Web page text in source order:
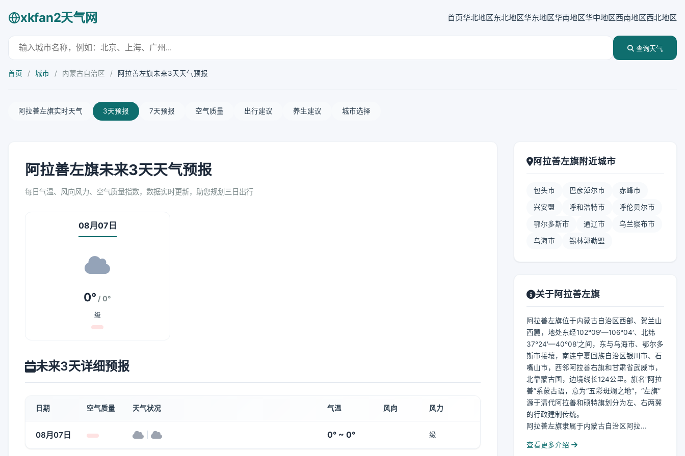
xkfan2天气网 首页华北地区东北地区华东地区华南地区华中地区西南地区西北地区
查询天气
首页 / 城市 / 内蒙古自治区 / 阿拉善左旗未来3天天气预报
阿拉善左旗实时天气 3天预报 7天预报 空气质量 出行建议 养生建议 城市选择
阿拉善左旗未来3天天气预报
每日气温、风向风力、空气质量指数，数据实时更新，助您规划三日出行
08月07日
0° / 0°
级
未来3天详细预报
日期 空气质量 天气状况 气温 风向 风力
08月07日 0° ~ 0° 级
阿拉善左旗附近城市
包头市 巴彦淖尔市 赤峰市
兴安盟 呼和浩特市 呼伦贝尔市
鄂尔多斯市 通辽市 乌兰察布市
乌海市 锡林郭勒盟
关于阿拉善左旗
阿拉善左旗位于内蒙古自治区西部、贺兰山
西麓，地处东经102°09′—106°04′、北纬
37°24′—40°08′之间，东与乌海市、鄂尔多
斯市接壤，南连宁夏回族自治区银川市、石
嘴山市，西邻阿拉善右旗和甘肃省武威市，
北靠蒙古国，边境线长124公里。旗名“阿拉
善”系蒙古语，意为“五彩斑斓之地”，“左旗”
源于清代阿拉善和硕特旗划分为左、右两翼
的行政建制传统。
阿拉善左旗隶属于内蒙古自治区阿拉...
查看更多介绍